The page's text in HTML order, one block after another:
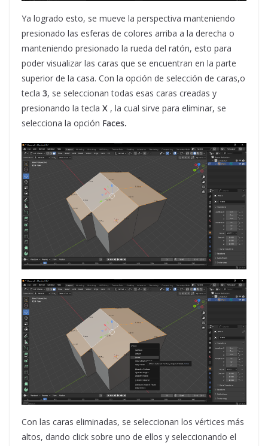
Ya logrado esto, se mueve la perspectiva manteniendo
presionado las esferas de colores arriba a la derecha o
manteniendo presionado la rueda del ratón, esto para
poder visualizar las caras que se encuentran en la parte
superior de la casa. Con la opción de selección de caras,o
tecla 3, se seleccionan todas esas caras creadas y
presionando la tecla X , la cual sirve para eliminar, se
selecciona la opción Faces.
Con las caras eliminadas, se seleccionan los vértices más
altos, dando click sobre uno de ellos y seleccionando el